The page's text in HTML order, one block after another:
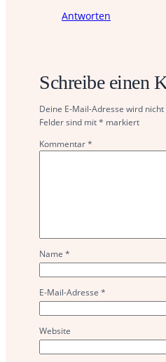
Antworten
Schreibe einen
Deine E-Mail-Adresse wird
Felder sind mit* markiert
Kommentar*
Name *
E-Mail-Adresse *
Website